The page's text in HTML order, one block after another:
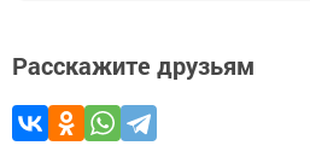
Расскажите друзьям